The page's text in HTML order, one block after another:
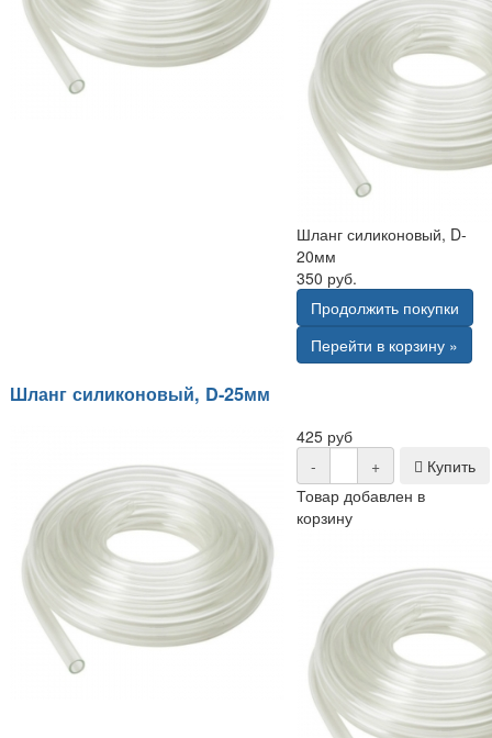
Шланг силиконовый, D-
20мм
350 руб.
Продолжить покупки
Перейти в корзину »
Шланг силиконовый, D-25мм
425 руб
-
+
Купить
Товар добавлен в
корзину